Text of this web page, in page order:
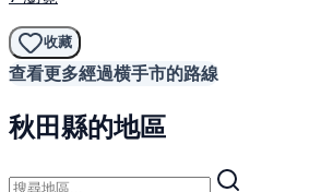
收藏
查看更多經過横手市的路線
秋田縣的地區